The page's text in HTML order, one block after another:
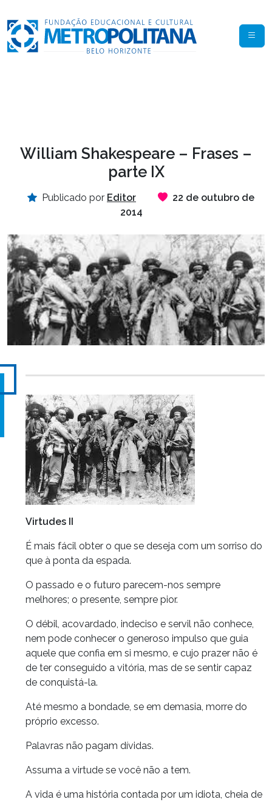
William Shakespeare – Frases –
parte IX
Publicado por Editor
22 de outubro de
2014
Virtudes II
É mais fácil obter o que se deseja com um sorriso do
que à ponta da espada.
O passado e o futuro parecem-nos sempre
melhores; o presente, sempre pior.
O débil, acovardado, indeciso e servil não conhece,
nem pode conhecer o generoso impulso que guia
aquele que confia em si mesmo, e cujo prazer não é
de ter conseguido a vitória, mas de se sentir capaz
de conquistá-la.
Até mesmo a bondade, se em demasia, morre do
próprio excesso.
Palavras não pagam dívidas.
Assuma a virtude se você não a tem.
A vida é uma história contada por um idiota, cheia de